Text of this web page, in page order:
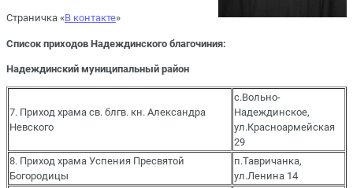
Страничка «В контакте»
Список приходов Надеждинского благочиния:
Надеждинский муниципальный район
7. Приход храма св. блгв. кн. Александра
Невского
с.Вольно-
Надеждинское,
ул.Красноармейская
29
8. Приход храма Успения Пресвятой
Богородицы
п.Тавричанка,
ул.Ленина 14